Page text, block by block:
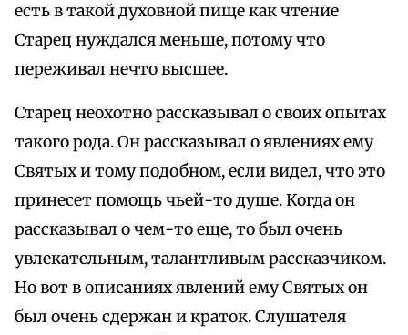
есть в такой духовной пище как чтение
Старец нуждался меньше, потому что
переживал нечто высшее.
Старец неохотно рассказывал о своих опытах
такого рода. Он рассказывал о явлениях ему
Святых и тому подобном, если видел, что это
принесет помощь чьей-то душе. Когда он
рассказывал о чем-то еще, то был очень
увлекательным, талантливым рассказчиком.
Но вот в описаниях явлений ему Святых он
был очень сдержан и краток. Слушателя